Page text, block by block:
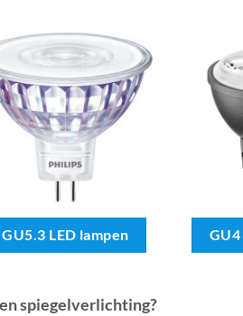
GU5.3 LED lampen GU4
spiegelverlichting?